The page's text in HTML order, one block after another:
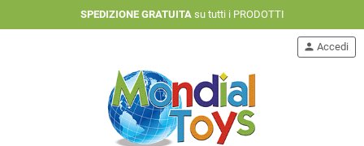
SPEDIZIONE GRATUITAsu tutti i PRODOTTI
person Accedi